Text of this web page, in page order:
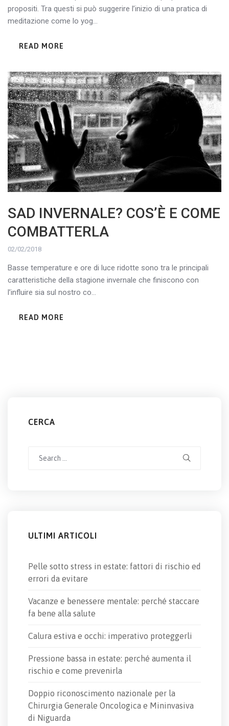
propositi. Tra questi si può suggerire l’inizio di una pratica di
meditazione come lo yog...
READ MORE
SAD INVERNALE? COS’È E COME
COMBATTERLA
02/02/2018
Basse temperature e ore di luce ridotte sono tra le principali
caratteristiche della stagione invernale che finiscono con
l’influire sia sul nostro co...
READ MORE
CERCA
ULTIMI ARTICOLI
Pelle sotto stress in estate: fattori di rischio ed
errori da evitare
Vacanze e benessere mentale: perché staccare
fa bene alla salute
Calura estiva e occhi: imperativo proteggerli
Pressione bassa in estate: perché aumenta il
rischio e come prevenirla
Doppio riconoscimento nazionale per la
Chirurgia Generale Oncologica e Mininvasiva
di Niguarda